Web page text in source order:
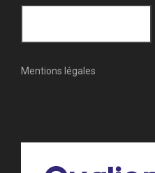
Mentions légales